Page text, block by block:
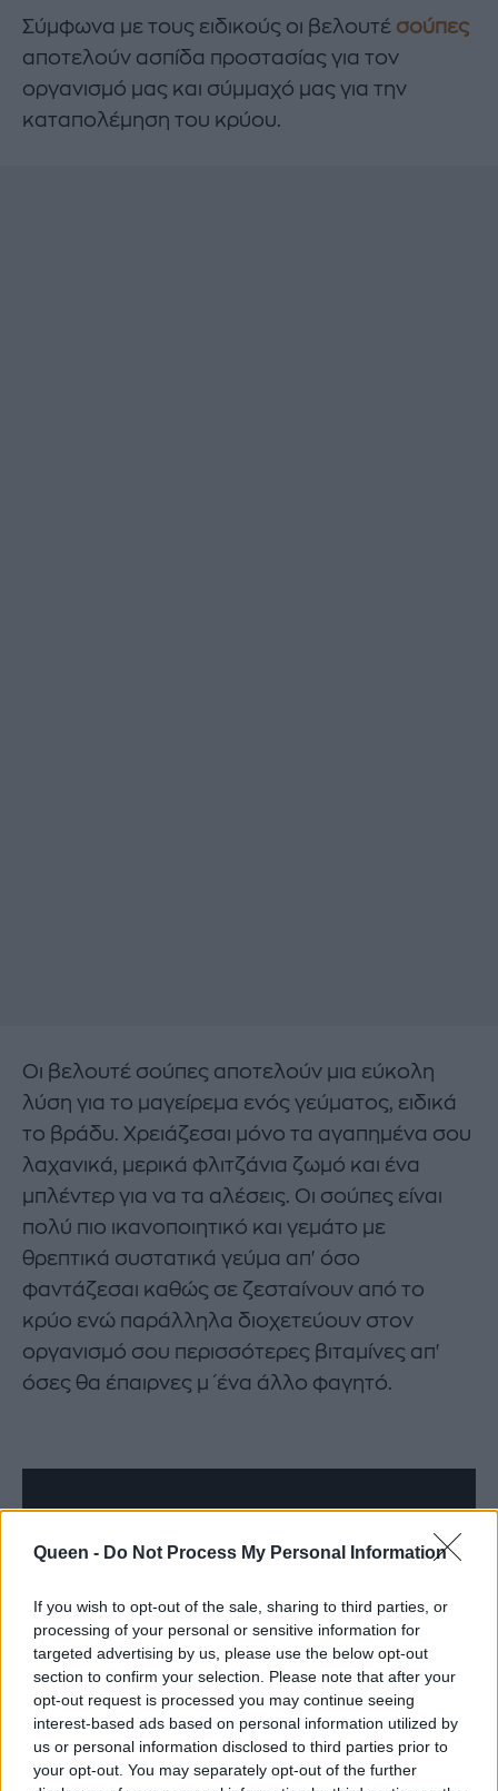
Queen - Do Not Process My Personal Information
If you wish to opt-out of the sale, sharing to third parties, or
processing of your personal or sensitive information for
targeted advertising by us, please use the below opt-out
section to confirm your selection. Please note that after your
opt-out request is processed you may continue seeing
interest-based ads based on personal information utilized by
us or personal information disclosed to third parties prior to
your opt-out. You may separately opt-out of the further
Σύμφωνα με τους ειδικούς οι βελουτέ σούπες
αποτελούν ασπίδα προστασίας για τον
οργανισμό μας και σύμμαχό μας για την
καταπολέμηση του κρύου.
Οι βελουτέ σούπες αποτελούν μια εύκολη
λύση για το μαγείρεμα ενός γεύματος, ειδικά
το βράδυ. Χρειάζεσαι μόνο τα αγαπημένα σου
λαχανικά, μερικά φλιτζάνια ζωμό και ένα
μπλέντερ για να τα αλέσεις. Οι σούπες είναι
πολύ πιο ικανοποιητικό και γεμάτο με
θρεπτικά συστατικά γεύμα απ' όσο
φαντάζεσαι καθώς σε ζεσταίνουν από το
κρύο ενώ παράλληλα διοχετεύουν στον
οργανισμό σου περισσότερες βιταμίνες απ'
όσες θα έπαιρνες μ΄ένα άλλο φαγητό.
Οι σούπες λαχανικών δε, δίνουν στο σώμα
μας τις βιταμίνες που χρειάζεται για να